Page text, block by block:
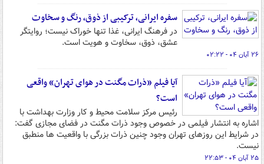
سفره ایرانی، ترکیبی از ذوق، رنگ و سخاوت
در فرهنگ ایرانی، غذا تنها خوراک نیست؛ روایتگر
عشق، ذوق، سخاوت و هویت است.
۲۶ آبان ۰۴ - ۰۲:۲۲
آیا فیلم «ذرات مگنت در هوای تهران» واقعی
است؟
رئیس مرکز سلامت محیط و کار وزارت بهداشت با
اشاره به انتشار فیلمی در خصوص وجود ذرات مگنت در فضای مجازی گفت:
در شرایط این روزهای تهران وجود چنین ذرات بزرگی با واقعیت ها منطبق
نیست.
۲۵ آبان ۰۴ - ۲۲:۵۳